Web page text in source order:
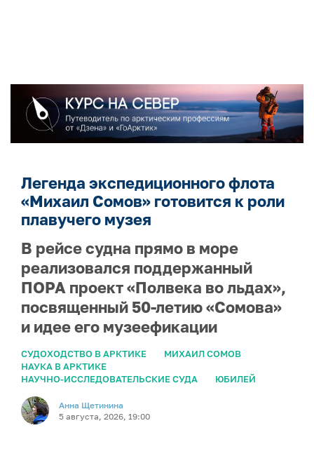
Легенда экспедиционного флота
«Михаил Сомов» готовится к роли
плавучего музея
В рейсе судна прямо в море
реализовался поддержанный
ПОРА проект «Полвека во льдах»,
посвященный 50-летию «Сомова»
и идее его музеефикации
СУДОХОДСТВО В АРКТИКЕ
МИХАИЛ СОМОВ
НАУКА В АРКТИКЕ
НАУЧНО-ИССЛЕДОВАТЕЛЬСКИЕ СУДА
ЮБИЛЕЙ
Анна Щетинина
5 августа, 2026, 19:00